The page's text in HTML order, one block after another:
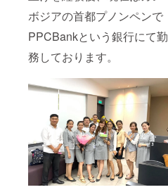
ボジアの首都プノンペンで
PPCBankという銀行にて勤
務しております。